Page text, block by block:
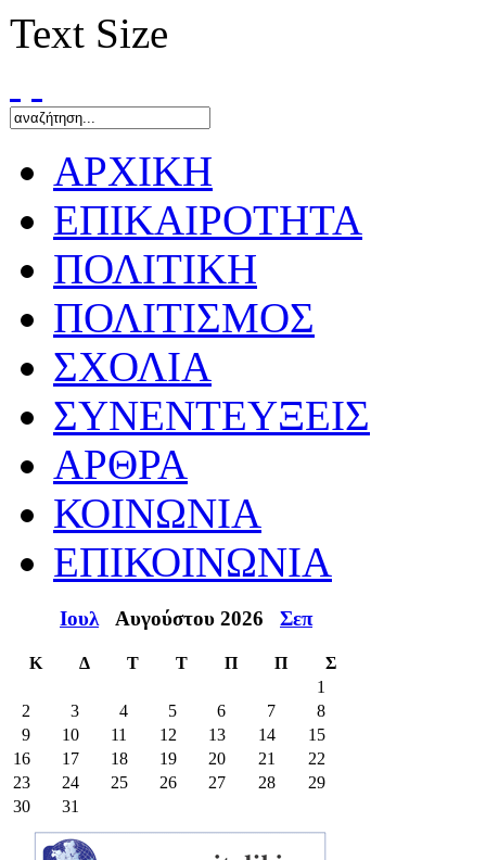
Text Size
ΑΡΧΙΚΗ
ΕΠΙΚΑΙΡΟΤΗΤΑ
ΠΟΛΙΤΙΚΗ
ΠΟΛΙΤΙΣΜΟΣ
ΣΧΟΛΙΑ
ΣΥΝΕΝΤΕΥΞΕΙΣ
ΑΡΘΡΑ
ΚΟΙΝΩΝΙΑ
ΕΠΙΚΟΙΝΩΝΙΑ
Ιουλ Αυγούστου 2026 Σεπ
Κ Δ Τ Τ Π Π
Σ
1
2
3 4 5 6 7
8
9
10 11 12 13 14
15
16
17 18 19 20 21
22
23
24 25 26 27 28
29
30
31